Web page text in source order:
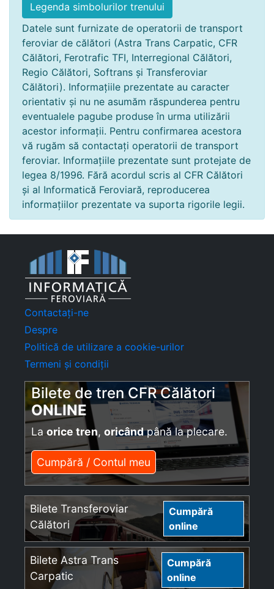
Legenda simbolurilor trenului
Datele sunt furnizate de operatorii de transport
feroviar de călători (Astra Trans Carpatic, CFR
Călători, Ferotrafic TFI, Interregional Călători,
Regio Călători, Softrans și Transferoviar
Călători). Informațiile prezentate au caracter
orientativ și nu ne asumăm răspunderea pentru
eventualele pagube produse în urma utilizării
acestor informații. Pentru confirmarea acestora
vă rugăm să contactați operatorii de transport
feroviar. Informațiile prezentate sunt protejate de
legea 8/1996. Fără acordul scris al CFR Călători
și al Informatică Feroviară, reproducerea
informațiilor prezentate va suporta rigorile legii.
Contactați-ne
Despre
Politică de utilizare a cookie-urilor
Termeni și condiții
Bilete de tren CFR Călători
ONLINE
La orice tren, oricândpână la plecare.
Cumpără / Contul meu
Bilete Transferoviar
Călători
Cumpără
online
Bilete Astra Trans
Carpatic
Cumpără
online